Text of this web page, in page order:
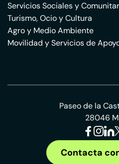
Servicios Sociales y
Turismo, Ocio y Cultura
Agro y Medio Ambiente
Movilidad y Servicios de
Paseo de la
28046
Contacta